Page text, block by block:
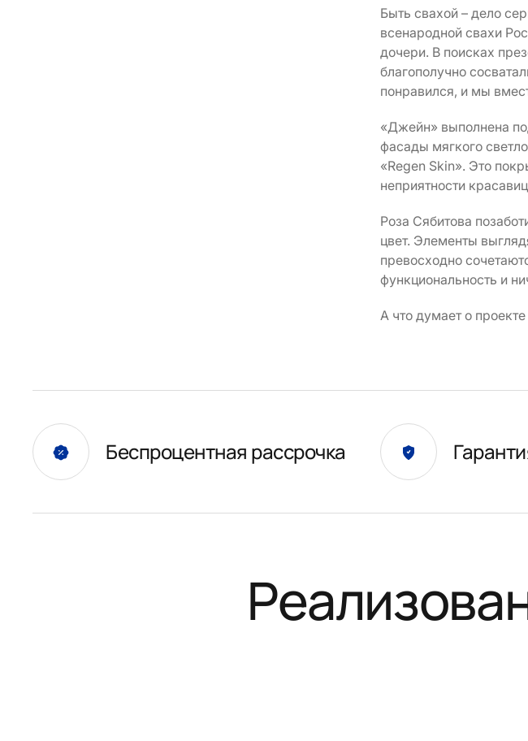
Быть свахой – дело
всенародной свахи
дочери. В поисках
благополучно
понравился, и мы
«Джейн» выполнена
фасады мягкого
«Regen Skin». Это
неприятности
Роза Сябитова
цвет. Элементы
превосходно
функциональность и
А что думает о
Беспроцентная рассрочка